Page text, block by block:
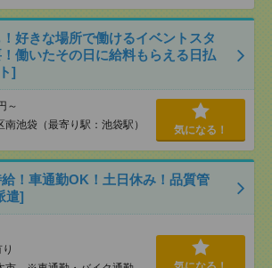
好きな場所で働けるイベントスタ
働いたその日に給料もらえる日払
]
～
南池袋（最寄り駅：池袋駅） 気になる！
！車通勤OK！土日休み！品質管
遣]